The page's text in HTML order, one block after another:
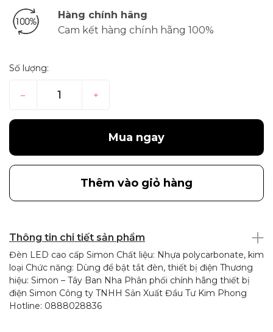
Hàng chính hãng
Cam kết hàng chính hãng 100%
Số lượng:
– +
Mua ngay
Thêm vào giỏ hàng
Thông tin chi tiết sản phẩm
Đèn LED cao cấp Simon Chất liệu: Nhựa polycarbonate, kim
loại Chức năng: Dùng để bật tắt đèn, thiết bị điện Thương
hiệu: Simon – Tây Ban Nha Phân phối chính hãng thiết bị
điện Simon Công ty TNHH Sản Xuất Đầu Tư Kim Phong
Hotline: 0888028836